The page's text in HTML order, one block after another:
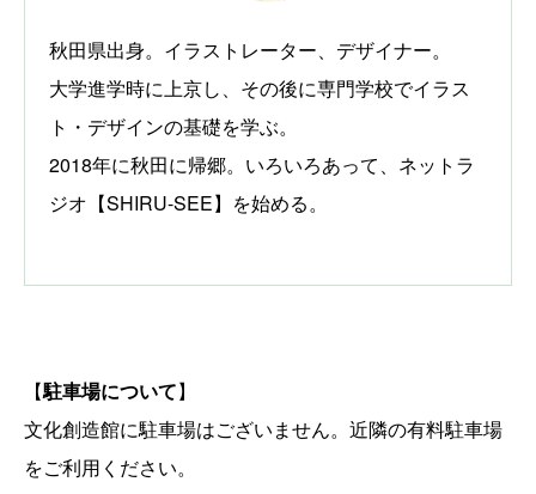
秋田県出身。イラストレーター、デザイナー。
大学進学時に上京し、その後に専門学校でイラス
ト・デザインの基礎を学ぶ。
2018年に秋田に帰郷。いろいろあって、ネットラ
ジオ【SHIRU-SEE】を始める。
【駐車場について】
文化創造館に駐車場はございません。近隣の有料駐車場
をご利用ください。